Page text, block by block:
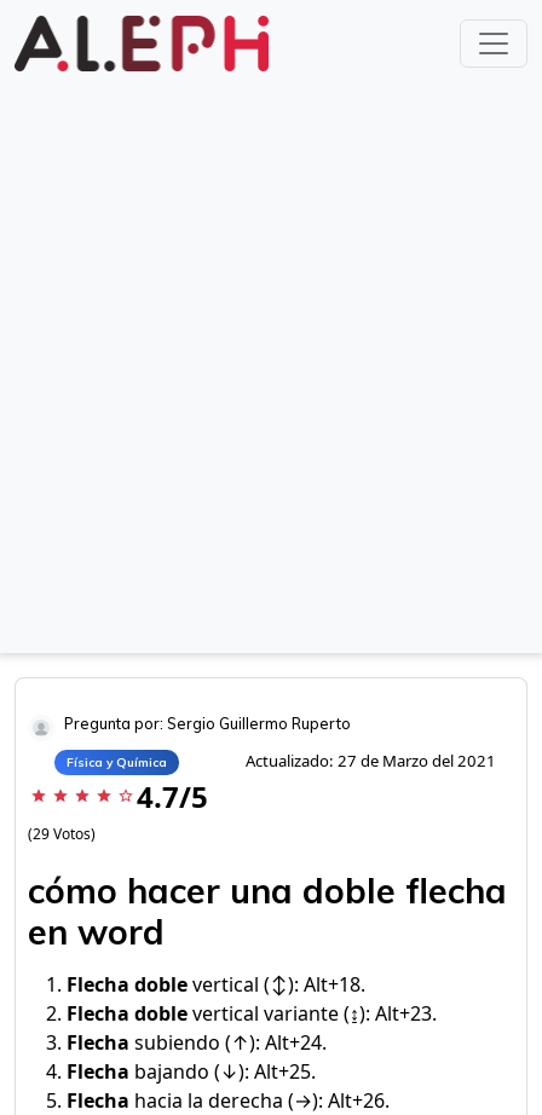
Pregunta por: Sergio Guillermo Ruperto
Física y Química Actualizado: 27 de Marzo del 2021
star star star star star_border 4.7/5
(29 Votos)
cómo hacer una doble flecha
en word
Flecha doblevertical (↕): Alt+18.
Flecha doblevertical variante (↨): Alt+23.
Flecha subiendo (↑): Alt+24.
Flecha bajando (↓): Alt+25.
Flecha hacia la derecha (→): Alt+26.